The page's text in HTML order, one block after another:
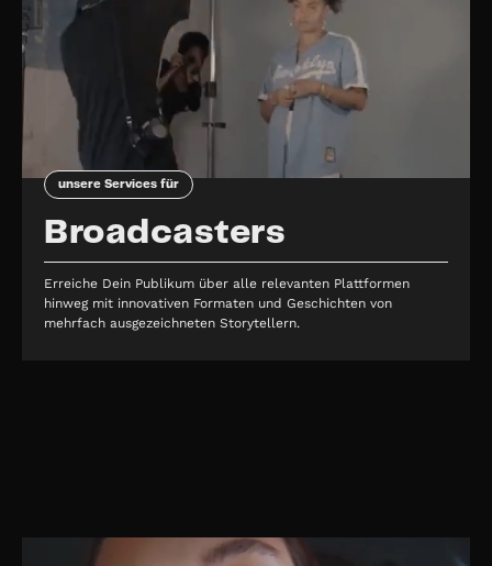
unsere Services für
Broadcasters
Erreiche Dein Publikum über alle relevanten Plattformen
hinweg mit innovativen Formaten und Geschichten von
mehrfach ausgezeichneten Storytellern.